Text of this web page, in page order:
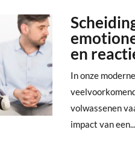
en
In onze
volwassenen
impact van een...